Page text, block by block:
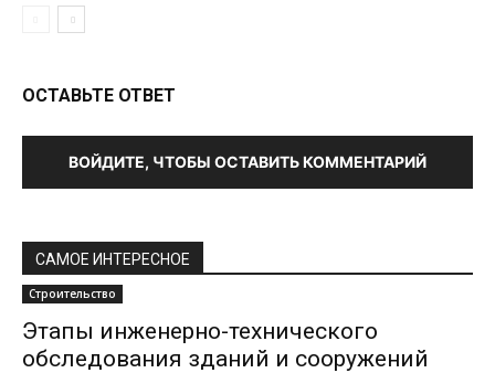
ОСТАВЬТЕ ОТВЕТ
ВОЙДИТЕ, ЧТОБЫ ОСТАВИТЬ КОММЕНТАРИЙ
САМОЕ ИНТЕРЕСНОЕ
Строительство
Этапы инженерно-технического
обследования зданий и сооружений